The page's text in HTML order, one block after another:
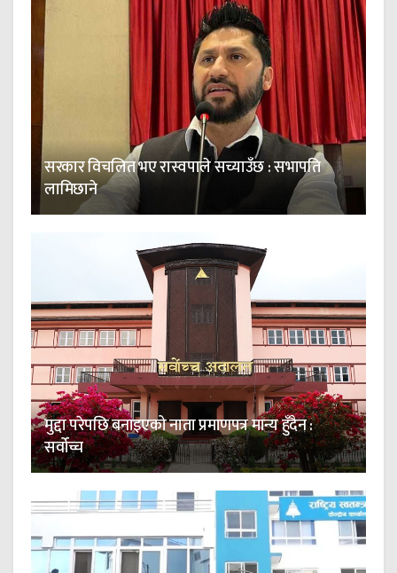
सरकार विचलित भए रास्वपाले सच्याउँछ : सभापति
लामिछाने
मुद्दा परेपछि बनाइएको नाता प्रमाणपत्र मान्य हुँदैन :
सर्वोच्च